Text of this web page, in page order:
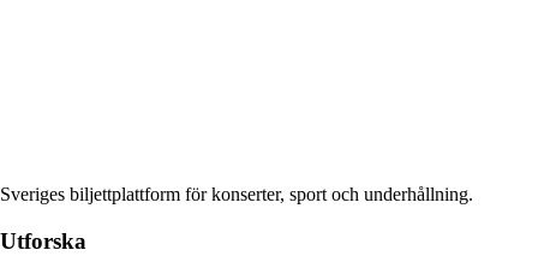
Sveriges biljettplattform för konserter, sport och underhållning.
Utforska